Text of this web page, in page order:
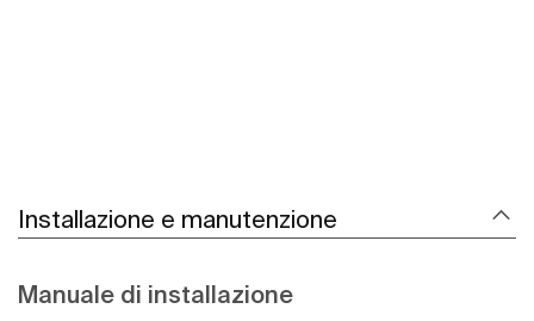
Installazione e manutenzione
Manuale di installazione